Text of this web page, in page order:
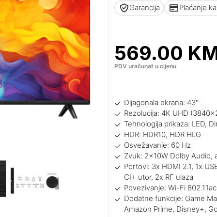
Garancija Plaćanje
569.00
PDV uračunat u cijenu
Dijagonala ekrana: 43"
Rezolucija: 4K UHD
Tehnologija prikaza: LED,
HDR: HDR10, HDR HLG
Osvežavanje: 60 Hz
Zvuk: 2x10W Dolby Audio,
Portovi: 3x HDMI 2.1, 1x
CI+ utor, 2x RF ulaza
Povezivanje: Wi-Fi
Dodatne funkcije: Game
Amazon Prime, Disney+,